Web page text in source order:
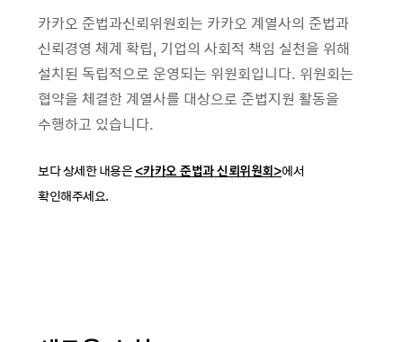
카카오 준법과신뢰위원회는 카카오 계열사의 준법과
신뢰경영 체계 확립, 기업의 사회적 책임 실천을 위해
설치된 독립적으로 운영되는 위원회입니다. 위원회는
협약을 체결한 계열사를 대상으로 준법지원 활동을
수행하고 있습니다.
보다 상세한 내용은<카카오 준법과 신뢰위원회>에서
확인해주세요.